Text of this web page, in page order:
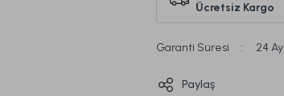
Ücretsiz Kargo
Garanti Süresi 24 Ay
Paylaş